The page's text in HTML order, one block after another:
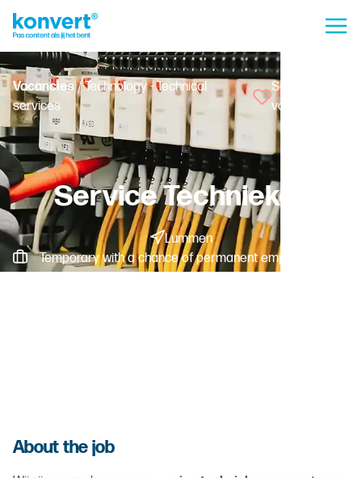
Vacancies/ Technology - Technical
services
Save
vacancy
Service Technieker
Lummen
Temporary with a chance of permanent employment -
About the job